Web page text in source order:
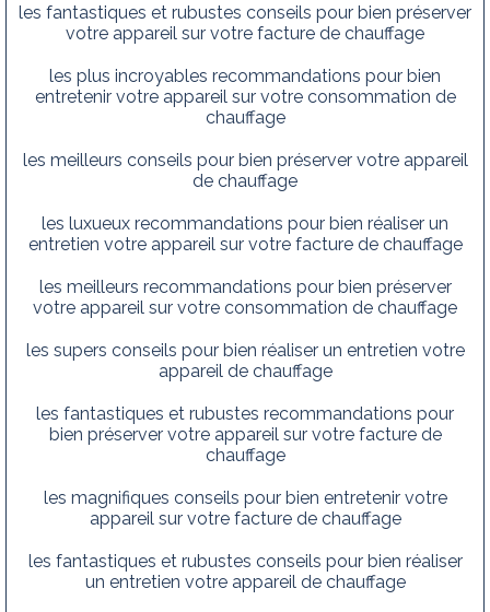
les fantastiques et rubustes conseils pour bien préserver
votre appareil sur votre facture de chauffage
les plus incroyables recommandations pour bien
entretenir votre appareil sur votre consommation de
chauffage
les meilleurs conseils pour bien préserver votre appareil
de chauffage
les luxueux recommandations pour bien réaliser un
entretien votre appareil sur votre facture de chauffage
les meilleurs recommandations pour bien préserver
votre appareil sur votre consommation de chauffage
les supers conseils pour bien réaliser un entretien votre
appareil de chauffage
les fantastiques et rubustes recommandations pour
bien préserver votre appareil sur votre facture de
chauffage
les magnifiques conseils pour bien entretenir votre
appareil sur votre facture de chauffage
les fantastiques et rubustes conseils pour bien réaliser
un entretien votre appareil de chauffage